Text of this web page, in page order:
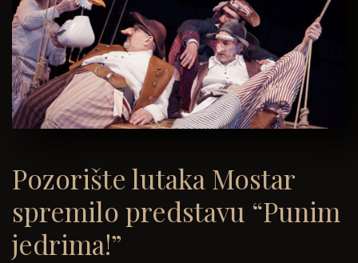
Pozorište lutaka Mostar
spremilo predstavu “Punim
jedrima!”